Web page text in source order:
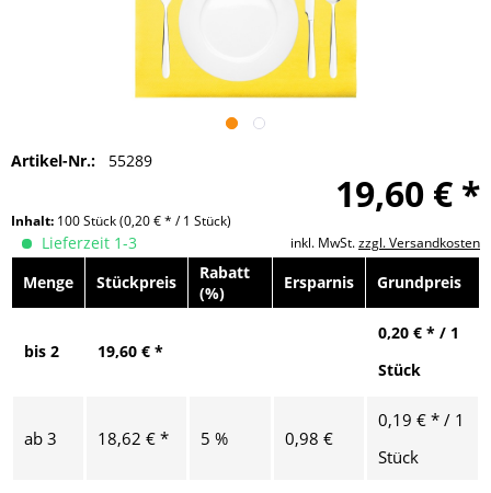
Artikel-Nr.: 55289
19,60 € *
Inhalt: 100 Stück(0,20 € * / 1 Stück)
inkl. MwSt.zzgl. Versandkosten
Lieferzeit 1-3
Menge
Stückpreis
Rabatt
(%)
Ersparnis Grundpreis
bis 2 19,60 € *
0,20 € * / 1
Stück
ab 3 18,62 € * 5 % 0,98 €
0,19 € * / 1
Stück